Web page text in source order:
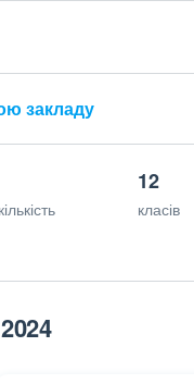
закладу
12
класів